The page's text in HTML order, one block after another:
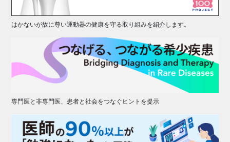
はかないが故に尊い運動器の健康を守る取り組みを紹介します。
専門医と非専門医、患者と社会をつなぐヒントを提示